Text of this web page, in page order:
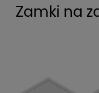
Zamki na